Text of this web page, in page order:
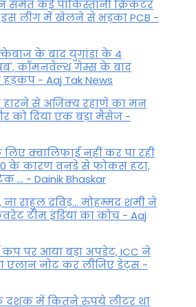
और गीता, जानें
हैं संकेत
समेत कई पाकिस्तानी क्रिकेटर
लीग में खेलने से भड़का PCB -
के बाद युगांडा के 4
कॉमनवेल्थ गेम्स के बाद
- Aaj Tak News
हारने से अजिंक्य रहाणे का मन
को दिया एक बड़ा मैसेज -
क्वालिफाई नहीं कर पा रही
के कारण वनडे से फोकस हटा,
... - Dainik Bhaskar
राहुल द्रव‍िड़... मोहम्मद शमी ने
टीम इंड‍िया का कोच - Aaj
कप पर आया बड़ा अपडेट, ICC ने
एलान नोट कर लीजिए डेट्स -
दशक में कितने रुपये लीटर था